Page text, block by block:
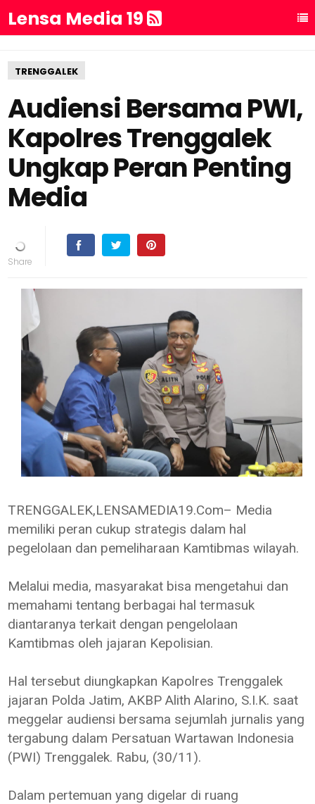
Lensa Media 19
TRENGGALEK
Audiensi Bersama PWI,
Kapolres Trenggalek
Ungkap Peran Penting
Media
TRENGGALEK,LENSAMEDIA19.Com– Media
memiliki peran cukup strategis dalam hal
pegelolaan dan pemeliharaan Kamtibmas wilayah.
Melalui media, masyarakat bisa mengetahui dan
memahami tentang berbagai hal termasuk
diantaranya terkait dengan pengelolaan
Kamtibmas oleh jajaran Kepolisian.
Hal tersebut diungkapkan Kapolres Trenggalek
jajaran Polda Jatim, AKBP Alith Alarino, S.I.K. saat
meggelar audiensi bersama sejumlah jurnalis yang
tergabung dalam Persatuan Wartawan Indonesia
(PWI) Trenggalek. Rabu, (30/11).
Dalam pertemuan yang digelar di ruang